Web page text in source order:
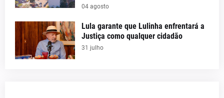
04 agosto
Lula garante que Lulinha enfrentará a
Justiça como qualquer cidadão
31 julho